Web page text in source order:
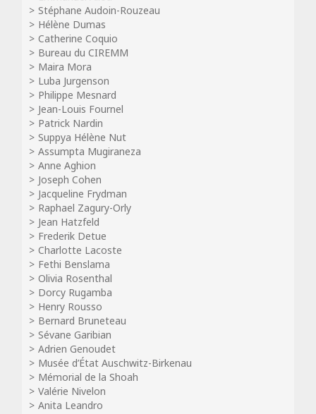
Stéphane Audoin-Rouzeau
Hélène Dumas
Catherine Coquio
Bureau du CIREMM
Maira Mora
Luba Jurgenson
Philippe Mesnard
Jean-Louis Fournel
Patrick Nardin
Suppya Hélène Nut
Assumpta Mugiraneza
Anne Aghion
Joseph Cohen
Jacqueline Frydman
Raphael Zagury-Orly
Jean Hatzfeld
Frederik Detue
Charlotte Lacoste
Fethi Benslama
Olivia Rosenthal
Dorcy Rugamba
Henry Rousso
Bernard Bruneteau
Sévane Garibian
Adrien Genoudet
Musée d’État Auschwitz-Birkenau
Mémorial de la Shoah
Valérie Nivelon
Anita Leandro